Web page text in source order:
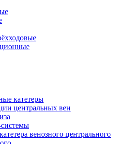
катетеры
центральных вен
венозного центрального